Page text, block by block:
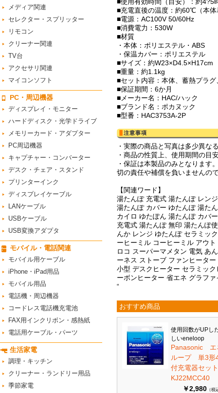
メディア関連
セレクター・スプリッター
リモコン
クリーナー関連
TV台
アクセサリ関連
マイコンソフト
PC・周辺機器
ディスプレイ・モニター
ハードディスク・光学ドライブ
メモリーカード・アダプター
PC周辺機器
キャプチャー・コンバーター
デスク・チェア・スタンド
プリンターインク
ディスプレイケーブル
LANケーブル
USBケーブル
USB変換アダプタ
モバイル・電話関連
モバイル用ケーブル
iPhone・iPad用品
モバイル用品
電話機・周辺機器
コードレス電話機充電池
FAX用インクリボン・感熱紙
電話用ケーブル・パーツ
生活家電
調理・キッチン
クリーナー・ランドリー用品
季節家電
■充電直後の温度：約60℃（本体
■電源：AC100V 50/60Hz
■消費電力：530W
■材質
・本体：ポリエステル・ABS
・保温カバー：ポリエステル
■サイズ：約W23×D4.5×H17cm
■重量：約1.1kg
■セット内容：本体、蓄熱プラ
■保証期間：6か月
■メーカー名：HAC/ハック
■ブランド名：ポカヌック
■型番：HAC3753A-2P
・実際の商品と写真は多少異な
・商品の性質上、使用期間の目
・保証は本製品のみとなります
切の責任や補償を負いませんの
【関連ワード】
湯たんぽ 充電式 湯たんぽ レン
湯たんぽ カバー ゆたんぽ 湯た
カイロ ゆたぽん 湯たんぽ カバ
充電式 湯たんぽ 無印 湯たんぽ
んか レンジ ゆたんぽ セラミッ
ーヒーミル コーヒーミル アウ
ロコ スーパーマメタン 電気 あ
ーネス ストーブ ファンヒータ
小型 デスクヒーター セラミッ
ーボンヒーター 省エネ グラフ
“
おすすめ商品
使用回数がUPし
しいeneloop
Panasonic エ
ループ 単3形
付充電器セッ
KJ22MCC40
￥2,980 （税